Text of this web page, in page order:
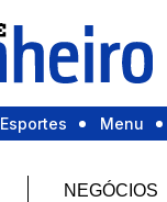
Esportes Menu
NEGÓCIOS